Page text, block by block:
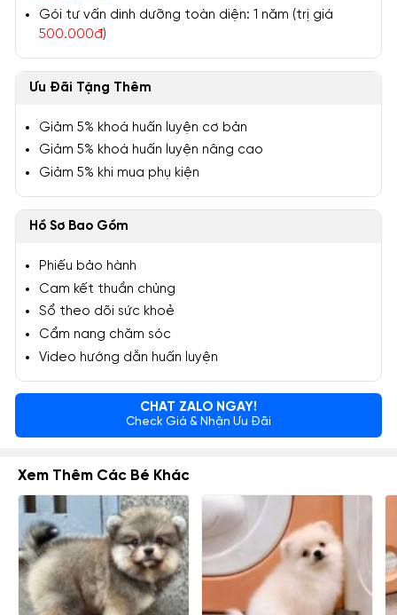
Gói tư vấn dinh dưỡng toàn diện: 1 năm (trị giá
500.000đ)
Ưu Đãi Tặng Thêm
Giảm 5% khoá huấn luyện cơ bản
Giảm 5% khoá huấn luyện nâng cao
Giảm 5% khi mua phụ kiện
Hồ Sơ Bao Gồm
Phiếu bảo hành
Cam kết thuần chủng
Sổ theo dõi sức khoẻ
Cẩm nang chăm sóc
Video hướng dẫn huấn luyện
CHAT ZALO NGAY!
Check Giá & Nhận Ưu Đãi
Xem Thêm Các Bé Khác